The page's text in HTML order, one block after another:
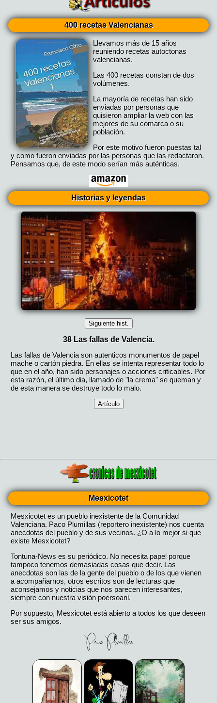
400 recetas Valencianas
Llevamos más de 15 años
reuniendo recetas autoctonas
valencianas.
Las 400 recetas constan de dos
volúmenes.
La mayoría de recetas han sido
enviadas por personas que
quisieron ampliar la web con las
mejores de su comarca o su
población.
Por este motivo fueron puestas tal
y como fueron enviadas por las personas que las redactaron.
Pensamos que, de este modo serían más auténticas.
Historias y leyendas
Mesxicotet
Mesxicotet es un pueblo inexistente de la Comunidad
Valenciana. Paco Plumillas (reportero inexistente) nos cuenta
anecdotas del pueblo y de sus vecinos. ¿O a lo mejor si que
existe Mesxicotet?
Tontuna-News es su periódico. No necesita papel porque
tampoco tenemos demasiadas cosas que decir. Las
anecdotas son las de la gente del pueblo o de los que vienen
a acompañarnos, otros escritos son de lecturas que
aconsejamos y noticias que nos parecen interesantes,
siempre con nuestra visión poersoanl.
Por supuesto, Mesxicotet está abierto a todos los que deseen
ser sus amigos.